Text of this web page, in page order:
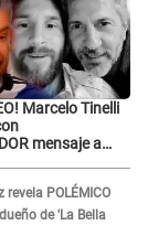
Marcelo Tinelli
mensaje a
de explicar”
revela POLÉMICO
de 'La Bella